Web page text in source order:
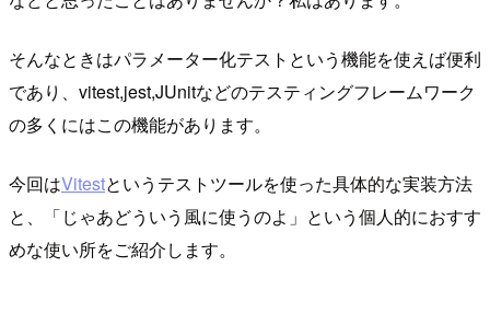
そんなときはパラメーター化テストという機能を使えば便利
であり、vitest,jest,JUnitなどのテスティングフレームワーク
の多くにはこの機能があります。
今回はVitestというテストツールを使った具体的な実装方法
と、「じゃあどういう風に使うのよ」という個人的におすす
めな使い所をご紹介します。